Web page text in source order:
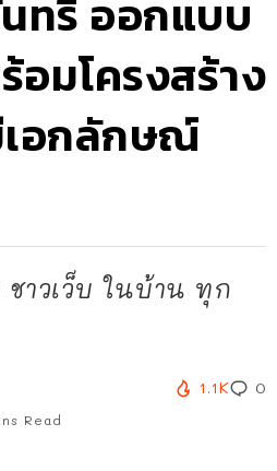
ทรี ออกแบบ
อมโครงสร้าง
อกลักษณ์
าวเว็บ ในบ้าน ทุก
Read
1.1K 0